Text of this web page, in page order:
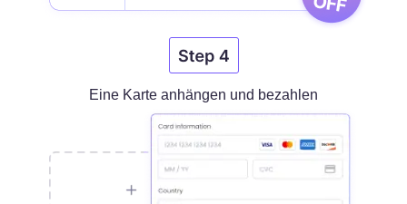
Eine Karte anhängen und bezahlen